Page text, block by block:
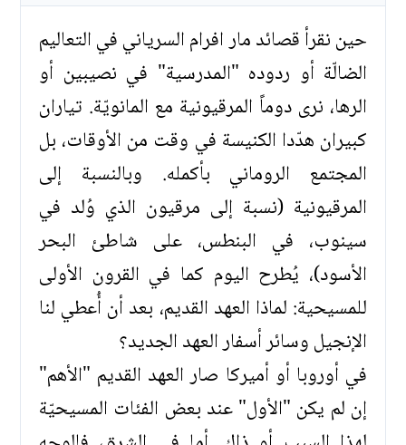
حين نقرأ قصائد مار افرام السرياني في التعاليم
الضالّة أو ردوده "المدرسية" في نصيبين أو
الرها، نرى دوماً المرقيونية مع المانويّة. تياران
كبيران هدّدا الكنيسة في وقت من الأوقات، بل
المجتمع الروماني بأكمله. وبالنسبة إلى
المرقيونية (نسبة إلى مرقيون الذي وُلد في
سينوب، في البنطس، على شاطئ البحر
الأسود)، يُطرح اليوم كما في القرون الأولى
للمسيحية: لماذا العهد القديم، بعد أن أُعطي لنا
الإنجيل وسائر أسفار العهد الجديد؟
في أوروبا أو أميركا صار العهد القديم "الأهم"
إن لم يكن "الأول" عند بعض الفئات المسيحيّة